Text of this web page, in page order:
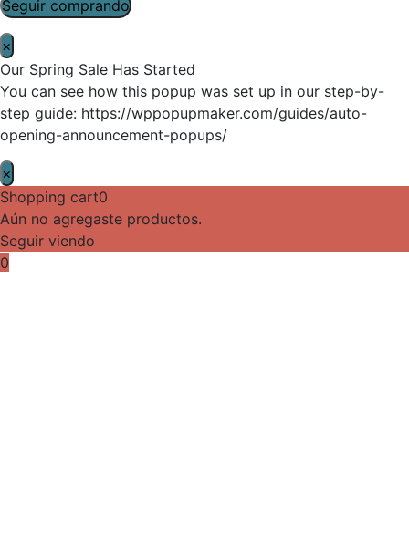
Seguir comprando
×
Our Spring Sale Has Started
You can see how this popup was set up in our step-by-
step guide: https://wppopupmaker.com/guides/auto-
opening-announcement-popups/
×
Shopping cart0
Aún no agregaste productos.
Seguir viendo
0